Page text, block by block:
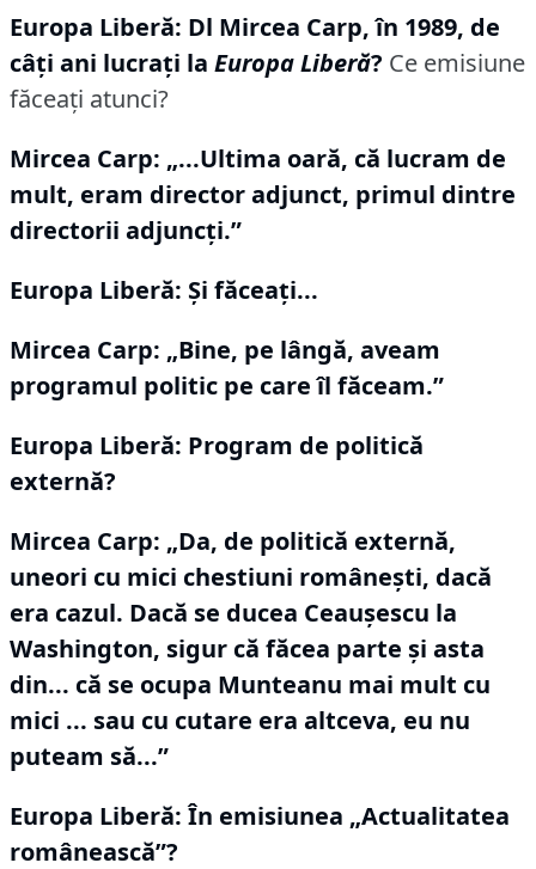
Europa Liberă: Dl Mircea Carp, în 1989, de
câți ani lucrați la Europa Liberă? Ce emisiune
făceați atunci?
Mircea Carp: „...Ultima oară, că lucram de
mult, eram director adjunct, primul dintre
directorii adjuncți.”
Europa Liberă: Și făceați...
Mircea Carp: „Bine, pe lângă, aveam
programul politic pe care îl făceam.”
Europa Liberă: Program de politică
externă?
Mircea Carp: „Da, de politică externă,
uneori cu mici chestiuni românești, dacă
era cazul. Dacă se ducea Ceaușescu la
Washington, sigur că făcea parte și asta
din... că se ocupa Munteanu mai mult cu
mici ... sau cu cutare era altceva, eu nu
puteam să...”
Europa Liberă: În emisiunea „Actualitatea
românească”?